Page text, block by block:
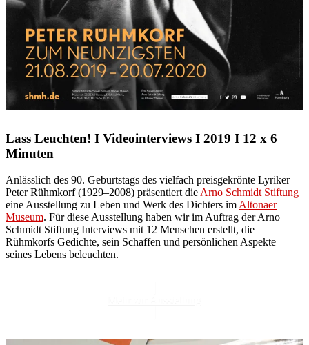
Lass Leuchten! I Videointerviews I 2019 I 12 x 6
Minuten
Anlässlich des 90. Geburtstags des vielfach preisgekrönte Lyriker
Peter Rühmkorf (1929–2008) präsentiert dieArno Schmidt Stiftung
eine Ausstellung zu Leben und Werk des Dichters imAltonaer
Museum. Für diese Ausstellung haben wir im Auftrag der Arno
Schmidt Stiftung Interviews mit 12 Menschen erstellt, die
Rühmkorfs Gedichte, sein Schaffen und persönlichen Aspekte
seines Lebens beleuchten.